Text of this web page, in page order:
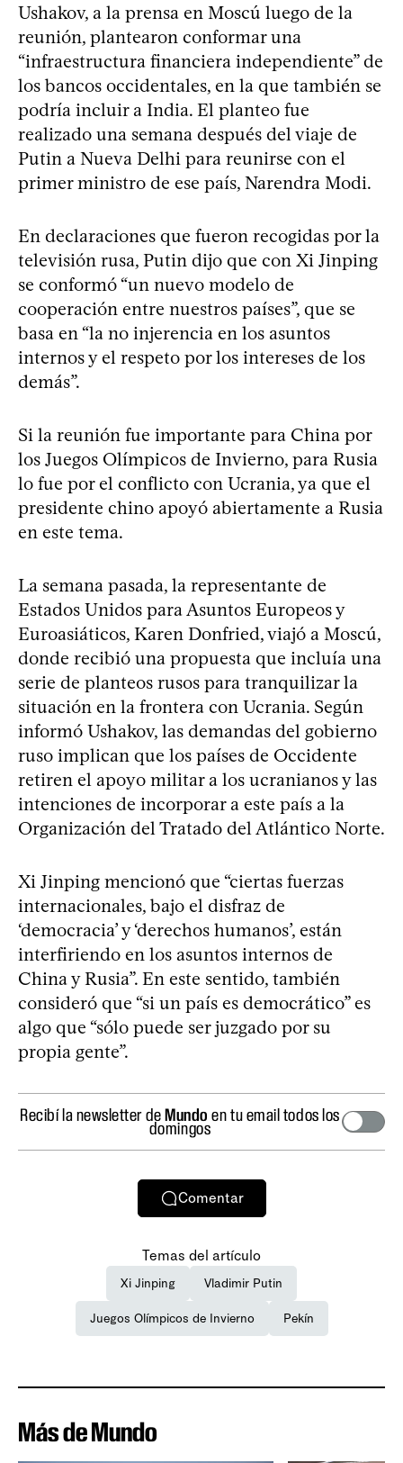
Ushakov, a la prensa en Moscú luego de la
reunión, plantearon conformar una
“infraestructura financiera independiente” de
los bancos occidentales, en la que también se
podría incluir a India. El planteo fue
realizado una semana después del viaje de
Putin a Nueva Delhi para reunirse con el
primer ministro de ese país, Narendra Modi.
En declaraciones que fueron recogidas por la
televisión rusa, Putin dijo que con Xi Jinping
se conformó “un nuevo modelo de
cooperación entre nuestros países”, que se
basa en “la no injerencia en los asuntos
internos y el respeto por los intereses de los
demás”.
Si la reunión fue importante para China por
los Juegos Olímpicos de Invierno, para Rusia
lo fue por el conflicto con Ucrania, ya que el
presidente chino apoyó abiertamente a Rusia
en este tema.
La semana pasada, la representante de
Estados Unidos para Asuntos Europeos y
Euroasiáticos, Karen Donfried, viajó a Moscú,
donde recibió una propuesta que incluía una
serie de planteos rusos para tranquilizar la
situación en la frontera con Ucrania. Según
informó Ushakov, las demandas del gobierno
ruso implican que los países de Occidente
retiren el apoyo militar a los ucranianos y las
intenciones de incorporar a este país a la
Organización del Tratado del Atlántico Norte.
Xi Jinping mencionó que “ciertas fuerzas
internacionales, bajo el disfraz de
‘democracia’ y ‘derechos humanos’, están
interfiriendo en los asuntos internos de
China y Rusia”. En este sentido, también
consideró que “si un país es democrático” es
algo que “sólo puede ser juzgado por su
propia gente”.
Recibí la newsletter deMundo en tu email todos los
domingos
Comentar
Temas del artículo
Xi Jinping Vladimir Putin
Juegos Olímpicos de Invierno Pekín
Más de Mundo